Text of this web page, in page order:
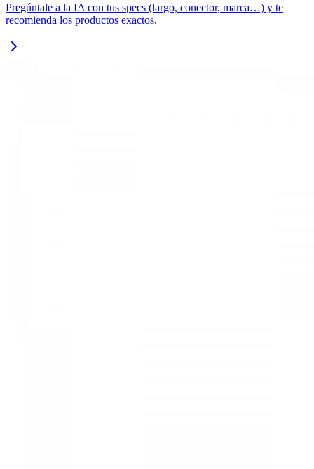
Pregúntale a la IA con tus specs (largo, conector, marca…) y te
recomienda los productos exactos.